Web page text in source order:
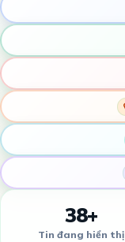
38+
Tin đang hiển thị